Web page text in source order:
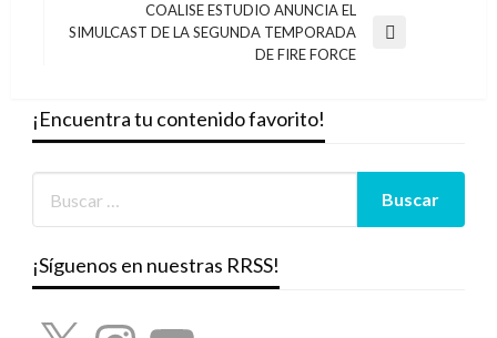
entradas
Entrada
COALISE ESTUDIO ANUNCIA EL
SIMULCAST DE LA SEGUNDA TEMPORADA
DE FIRE FORCE
¡Encuentra tu contenido favorito!
¡Síguenos en nuestras RRSS!
X InstagramYouTube